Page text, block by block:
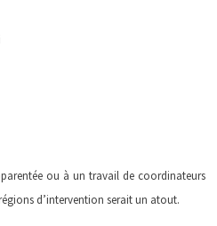
ou à un travail de coordinateurs
d’intervention serait un atout.